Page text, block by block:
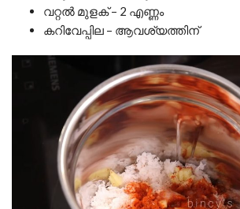
വറ്റൽ മുളക് – 2 എണ്ണം
കറിവേപ്പില – ആവശ്യത്തിന്